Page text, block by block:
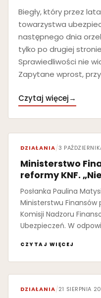
Biegły, który przez
towarzystwa
następnego dnia
tylko po drugiej
Sprawiedliwości nie
Zapytane wprost,
Czytaj więcej→
DZIAŁANIA/3
Ministerstwo
reformy KNF.
Posłanka Paulina
Ministerstwu
Komisji Nadzoru
Ubezpieczeń. W
CZYTAJ WIĘCEJ
DZIAŁANIA/21 SIERPNIA